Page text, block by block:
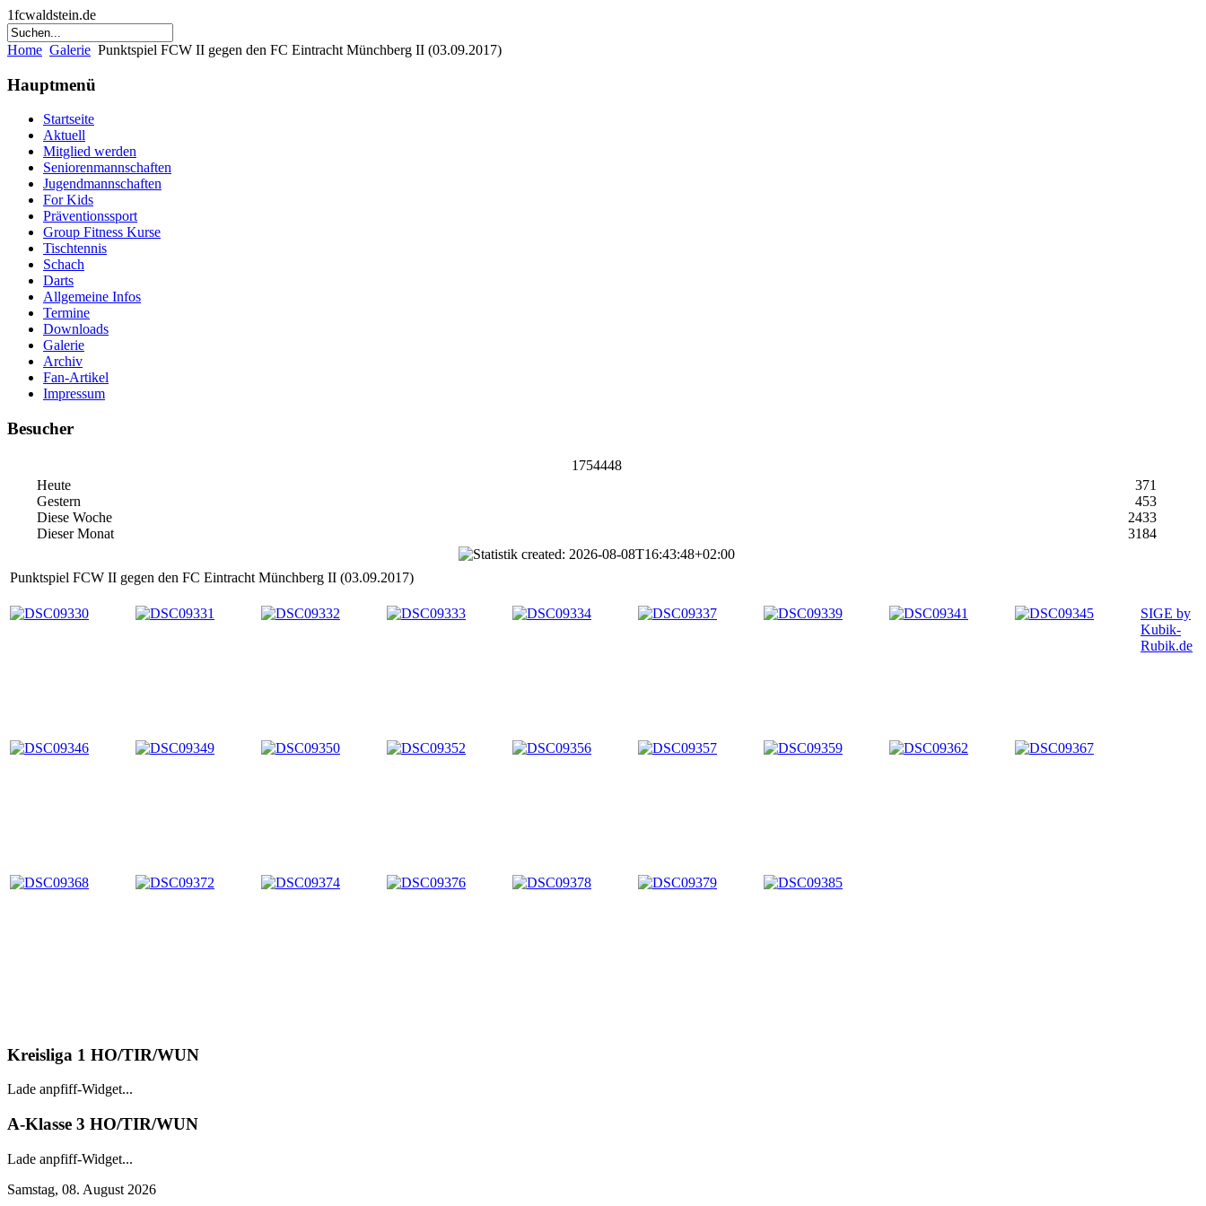
1fcwaldstein.de
Home Galerie Punktspiel FCW II gegen den FC Eintracht Münchberg II (03.09.2017)
Hauptmenü
Startseite
Aktuell
Mitglied werden
Seniorenmannschaften
Jugendmannschaften
For Kids
Präventionssport
Group Fitness Kurse
Tischtennis
Schach
Darts
Allgemeine Infos
Termine
Downloads
Galerie
Archiv
Fan-Artikel
Impressum
Besucher
1754448
Heute
371
Gestern
453
Diese Woche
2433
Dieser Monat
3184
Punktspiel FCW II gegen den FC Eintracht Münchberg II (03.09.2017)
SIGE by
Kubik-
Rubik.de
Kreisliga 1 HO/TIR/WUN
Lade anpfiff-Widget...
A-Klasse 3 HO/TIR/WUN
Lade anpfiff-Widget...
Samstag, 08. August 2026